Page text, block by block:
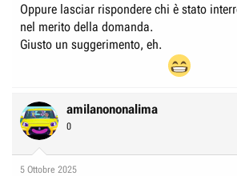
Oppure lasciar rispondere chi è stato
nel merito della domanda.
Giusto un suggerimento, eh.
amilanononalima
0
5 Ottobre 2025